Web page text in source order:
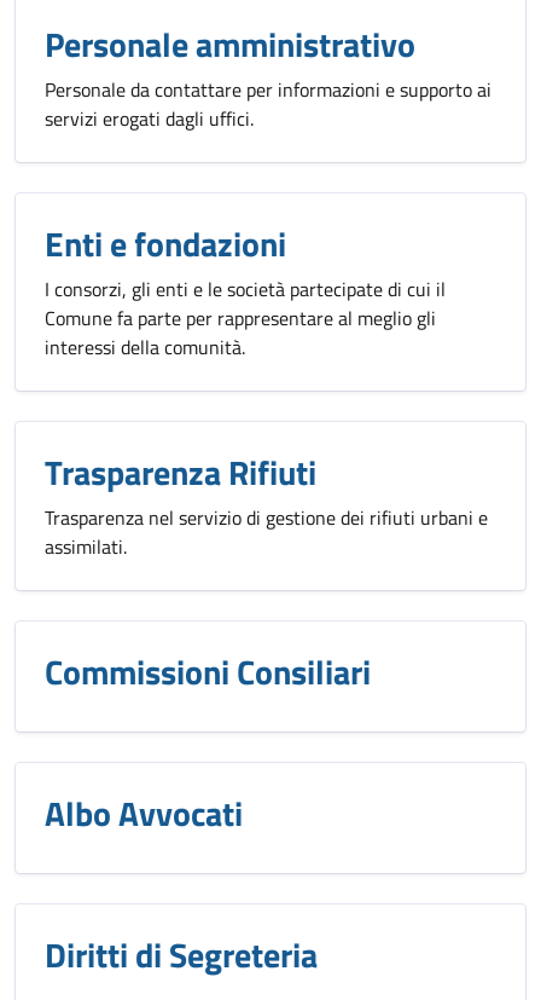
Personale amministrativo
Personale da contattare per informazioni e supporto ai
servizi erogati dagli uffici.
Enti e fondazioni
I consorzi, gli enti e le società partecipate di cui il
Comune fa parte per rappresentare al meglio gli
interessi della comunità.
Trasparenza Rifiuti
Trasparenza nel servizio di gestione dei rifiuti urbani e
assimilati.
Commissioni Consiliari
Albo Avvocati
Diritti di Segreteria